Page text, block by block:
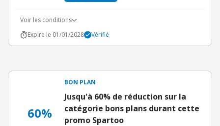
Voir les conditions
Expire le 01/01/2028
Vérifié
60%
BON PLAN
Jusqu'à 60% de réduction sur la
catégorie bons plans durant cette
promo Spartoo